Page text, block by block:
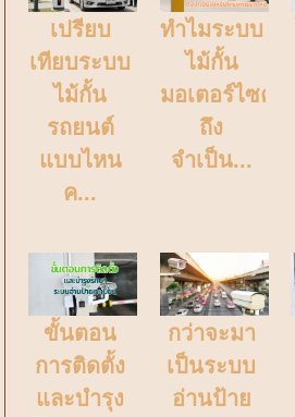
เปรียบ
เทียบระบบ
ไม้กั้น
รถยนต์
แบบไหน
ค...
ทำไมระบบ
ไม้กั้น
มอเตอร์ไซค์
ถึง
จำเป็น...
ขั้นตอน
การติดตั้ง
และบำรุง
กว่าจะมา
เป็นระบบ
อ่านป้าย